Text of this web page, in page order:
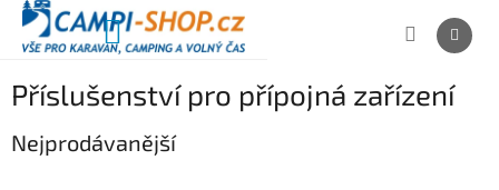
Přejít
obsah
NÁKUPNÍ
Příslušenství pro přípojná zařízení
Nejprodávanější